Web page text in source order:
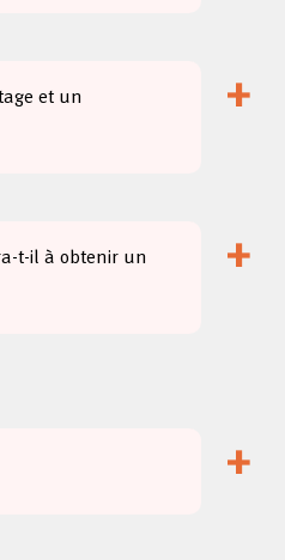
et un
+
t-il à obtenir un
+
+